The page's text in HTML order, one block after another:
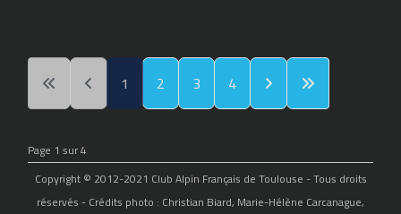
1 2 3 4
Page 1 sur 4
Copyright © 2012-2021 Club Alpin Français de Toulouse - Tous droits
réservés - Crédits photo : Christian Biard, Marie-Hélène Carcanague,